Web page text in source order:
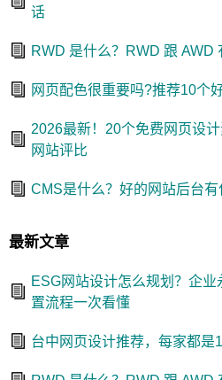
话
RWD 是什么？RWD 跟 AWD
网页配色很重要吗?推荐10个
2026最新！20个免费网页设
网站评比
CMS是什么？好的网站后台有
最新文章
ESG网站设计怎么规划？企
置流程一次看懂
台中网页设计推荐，每家都是